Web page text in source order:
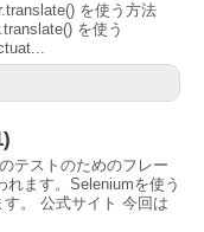
を使う方法
を使う
テストのためのフレー
ます。Seleniumを使う
。 公式サイト 今回は